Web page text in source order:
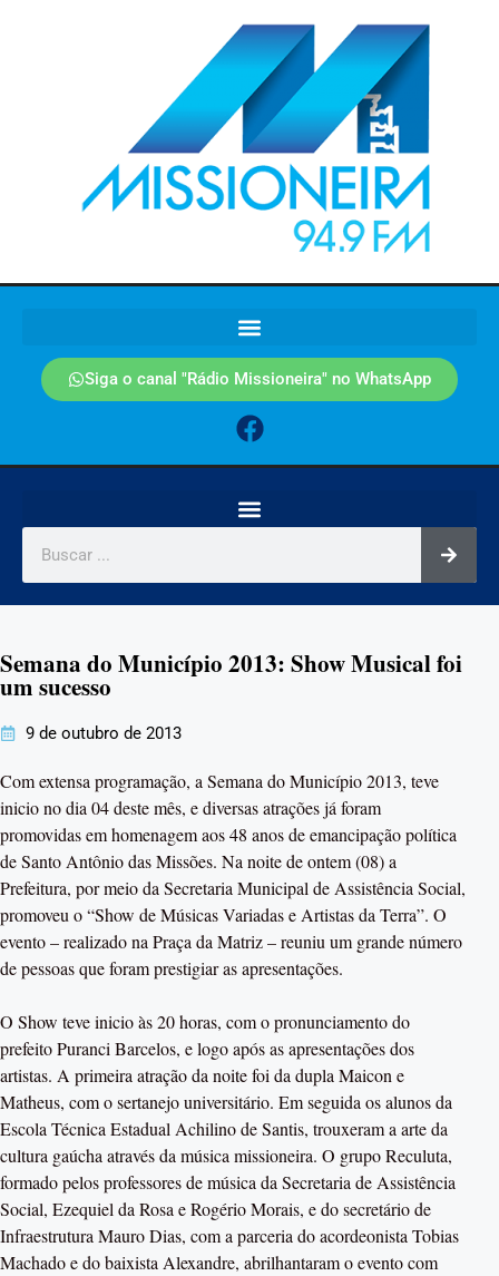
Siga o canal "Rádio Missioneira" no WhatsApp
Semana do Município 2013: Show Musical foi
um sucesso
9 de outubro de 2013
Com extensa programação, a Semana do Município 2013, teve
inicio no dia 04 deste mês, e diversas atrações já foram
promovidas em homenagem aos 48 anos de emancipação política
de Santo Antônio das Missões. Na noite de ontem (08) a
Prefeitura, por meio da Secretaria Municipal de Assistência Social,
promoveu o “Show de Músicas Variadas e Artistas da Terra”. O
evento – realizado na Praça da Matriz – reuniu um grande número
de pessoas que foram prestigiar as apresentações.
O Show teve inicio às 20 horas, com o pronunciamento do
prefeito Puranci Barcelos, e logo após as apresentações dos
artistas. A primeira atração da noite foi da dupla Maicon e
Matheus, com o sertanejo universitário. Em seguida os alunos da
Escola Técnica Estadual Achilino de Santis, trouxeram a arte da
cultura gaúcha através da música missioneira. O grupo Reculuta,
formado pelos professores de música da Secretaria de Assistência
Social, Ezequiel da Rosa e Rogério Morais, e do secretário de
Infraestrutura Mauro Dias, com a parceria do acordeonista Tobias
Machado e do baixista Alexandre, abrilhantaram o evento com